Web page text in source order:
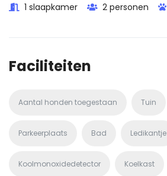
1 slaapkamer 2 personen
Faciliteiten
Aantal honden toegestaan Tuin
Parkeerplaats Bad Ledikantje
Koolmonoxidedetector Koelkast